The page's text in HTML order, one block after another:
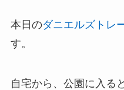
本日のダニエルズトレ
す。
自宅から、公園に入る